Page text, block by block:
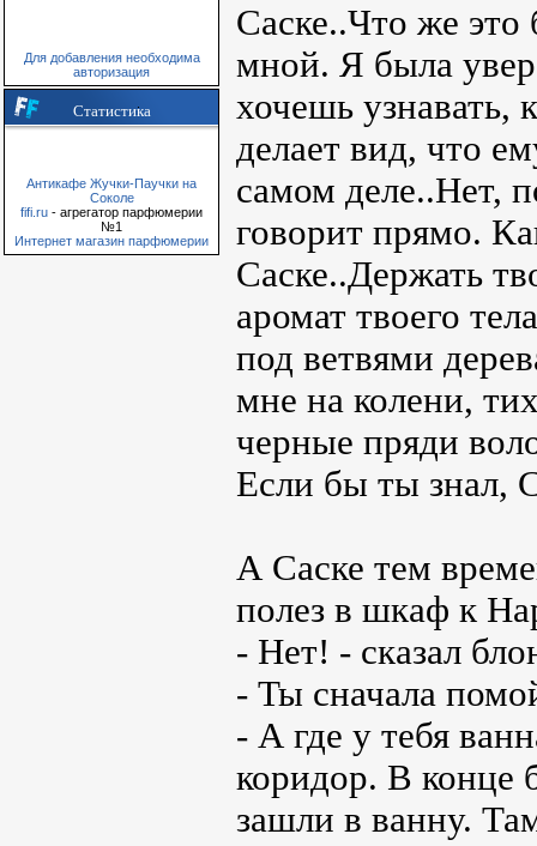
Для добавления необходима
авторизация
Статистика
Антикафе Жучки-Паучки на
Соколе
fifi.ru - агрегатор парфюмерии
№1
Интернет магазин парфюмерии
Саске..Что же это
мной. Я была
хочешь
делает вид, что
самом деле..Нет,
говорит прямо.
Саске..Держать
аромат твоего
под ветвями
мне на колени,
черные пряди
Если бы ты знал,
А Саске тем
полез в шкаф к
- Нет! - сказал
- Ты сначала
- А где у тебя
коридор. В конце
зашли в ванну.